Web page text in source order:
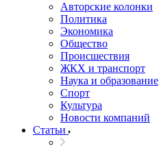
Авторские колонки
Политика
Экономика
Общество
Происшествия
ЖКХ и транспорт
Наука и образование
Спорт
Культура
Новости компаний
Статьи